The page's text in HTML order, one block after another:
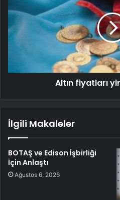
Altın fiyatları
İlgili Makaleler
BOTAŞ ve Edison İşbirliği
İçin Anlaştı
Ağustos 6, 2026